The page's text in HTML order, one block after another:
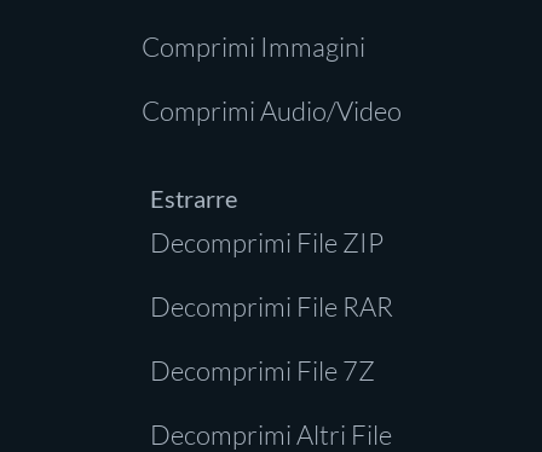
Comprimi Immagini
Comprimi Audio/Video
Estrarre
Decomprimi File ZIP
Decomprimi File RAR
Decomprimi File 7Z
Decomprimi Altri File